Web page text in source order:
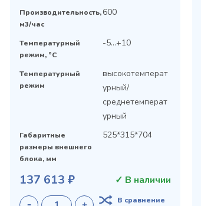
Производительность,
м3/час
600
Температурный
режим, °C
-5...+10
Температурный
режим
высокотемперат
урный/
среднетемперат
урный
Габаритные
размеры внешнего
блока, мм
525*315*704
137 613 ₽ ✓ В наличии
В сравнение